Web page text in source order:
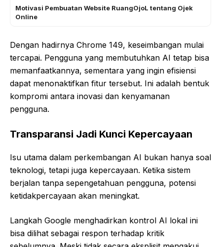
Motivasi Pembuatan Website RuangOjoL tentang Ojek
Online
Dengan hadirnya Chrome 149, keseimbangan mulai
tercapai. Pengguna yang membutuhkan AI tetap bisa
memanfaatkannya, sementara yang ingin efisiensi
dapat menonaktifkan fitur tersebut. Ini adalah bentuk
kompromi antara inovasi dan kenyamanan
pengguna.
Transparansi Jadi Kunci Kepercayaan
Isu utama dalam perkembangan AI bukan hanya soal
teknologi, tetapi juga kepercayaan. Ketika sistem
berjalan tanpa sepengetahuan pengguna, potensi
ketidakpercayaan akan meningkat.
Langkah Google menghadirkan kontrol AI lokal ini
bisa dilihat sebagai respon terhadap kritik